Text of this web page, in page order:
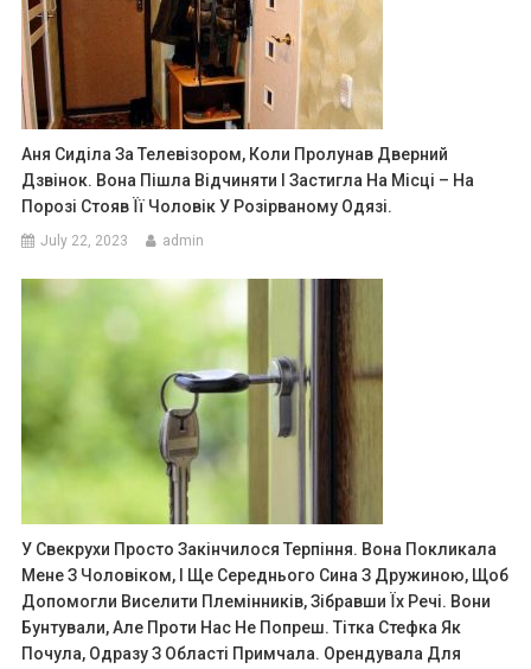
Аня Сиділа За Телевізором, Коли Пролунав Дверний
Дзвінок. Вона Пішла Відчиняти І Застигла На Місці – На
Порозі Стояв Її Чоловік У Розірваному Одязі.
July 22, 2023 admin
У Свекрухи Просто Закінчилося Терпіння. Вона Покликала
Мене З Чоловіком, І Ще Середнього Сина З Дружиною, Щоб
Допомогли Виселити Племінників, Зібравши Їх Речі. Вони
Бунтували, Але Проти Нас Не Попреш. Тітка Стефка Як
Почула, Одразу З Області Примчала. Орендувала Для